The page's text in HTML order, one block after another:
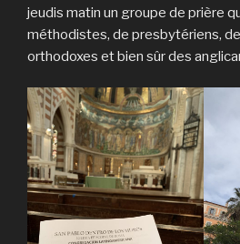
jeudis matin un groupe de prière
méthodistes, de presbytériens,
orthodoxes et bien sûr des